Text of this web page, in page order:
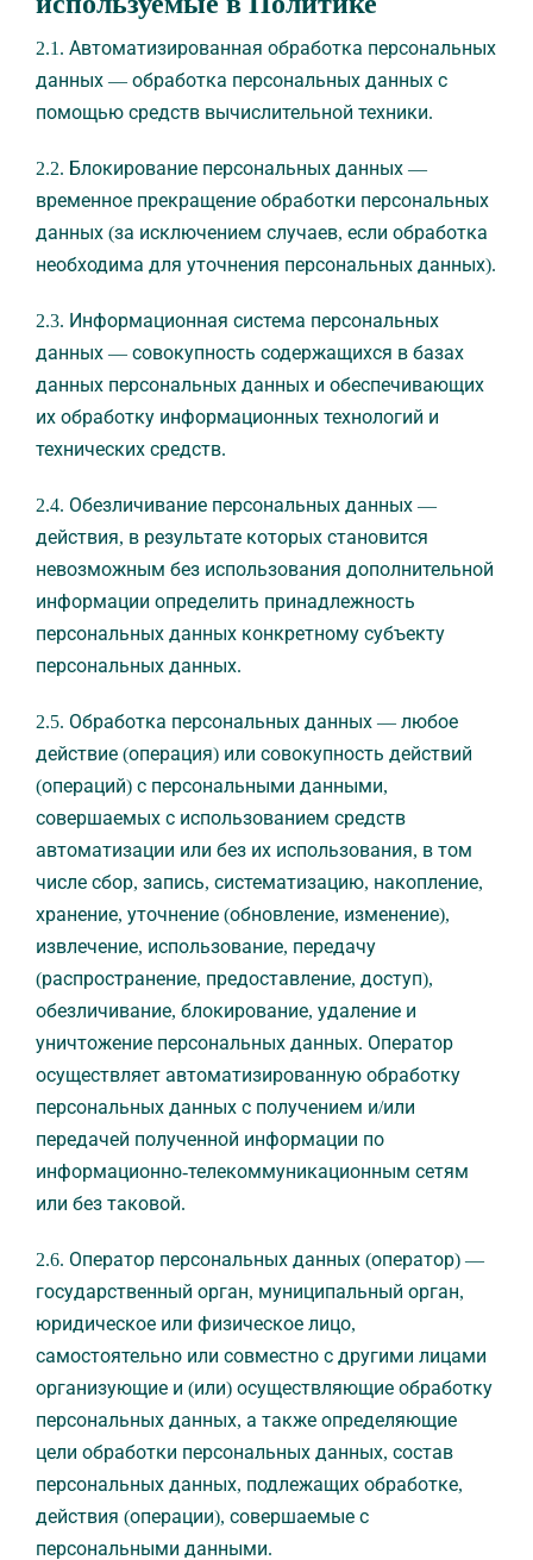
2.1. Автоматизированная обработка персональных
данных — обработка персональных данных с
помощью средств вычислительной техники.
2.2. Блокирование персональных данных —
временное прекращение обработки персональных
данных (за исключением случаев, если обработка
необходима для уточнения персональных данных).
2.3. Информационная система персональных
данных — совокупность содержащихся в базах
данных персональных данных и обеспечивающих
их обработку информационных технологий и
технических средств.
2.4. Обезличивание персональных данных —
действия, в результате которых становится
невозможным без использования дополнительной
информации определить принадлежность
персональных данных конкретному субъекту
персональных данных.
2.5. Обработка персональных данных — любое
действие (операция) или совокупность действий
(операций) с персональными данными,
совершаемых с использованием средств
автоматизации или без их использования, в том
числе сбор, запись, систематизацию, накопление,
хранение, уточнение (обновление, изменение),
извлечение, использование, передачу
(распространение, предоставление, доступ),
обезличивание, блокирование, удаление и
уничтожение персональных данных. Оператор
осуществляет автоматизированную обработку
персональных данных с получением и/или
передачей полученной информации по
информационно-телекоммуникационным сетям
или без таковой.
2.6. Оператор персональных данных (оператор) —
государственный орган, муниципальный орган,
юридическое или физическое лицо,
самостоятельно или совместно с другими лицами
организующие и (или) осуществляющие обработку
персональных данных, а также определяющие
цели обработки персональных данных, состав
персональных данных, подлежащих обработке,
действия (операции), совершаемые с
персональными данными.